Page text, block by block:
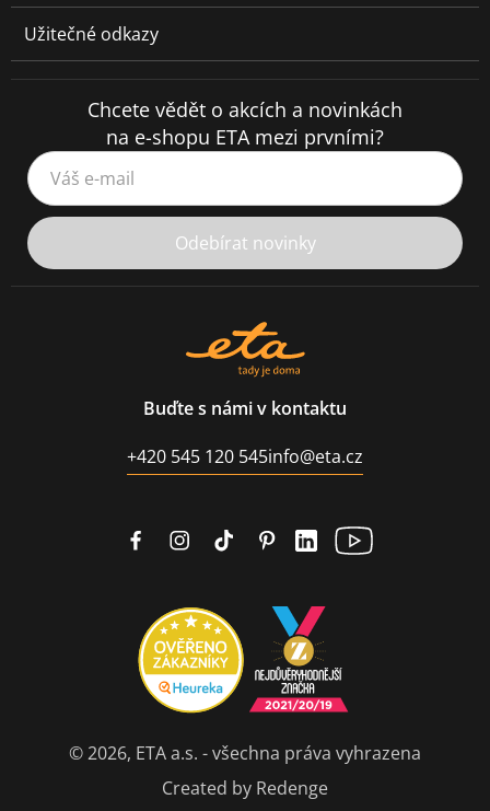
Užitečné odkazy
Chcete vědět o akcích a novinkách
na e-shopu ETA mezi prvními?
Váš e-mail
Odebírat novinky
Buďte s námi v kontaktu
+420 545 120 545info@eta.cz
© 2026, ETA a.s. - všechna práva vyhrazena
Created by Redenge